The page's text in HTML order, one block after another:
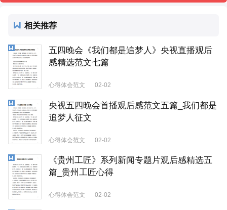
相关推荐
五四晚会《我们都是追梦人》央视直播观后
感精选范文七篇
心得体会范文 02-02
央视五四晚会首播观后感范文五篇_我们都是
追梦人征文
心得体会范文 02-02
《贵州工匠》系列新闻专题片观后感精选五
篇_贵州工匠心得
心得体会范文 02-02